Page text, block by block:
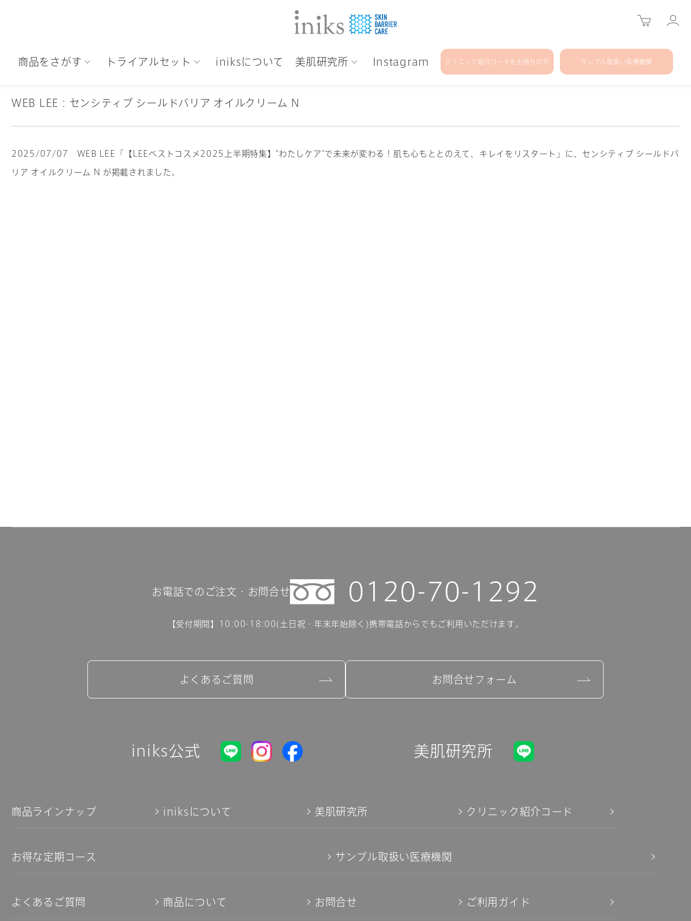
商品をさがす トライアルセット iniksについて 美肌研究所 Instagram クリニック紹介コードをお持ちの方 サンプル取扱い医療機関
WEB LEE：センシティブ シールドバリア オイルクリーム N
2025/07/07 WEB LEE「【LEEベストコスメ2025上半期特集】“わたしケア”で未来が変わる！肌も心もととのえて、キレイをリスタート」に、センシティブ シールドバ
リア オイルクリーム N が掲載されました。
お電話でのご注文・お問合せ 0120-70-1292
【受付期間】10:00-18:00(土日祝・年末年始除く)携帯電話からでもご利用いただけます。
よくあるご質問 お問合せフォーム
iniks公式 美肌研究所
商品ラインナップ iniksについて 美肌研究所 クリニック紹介コード
お得な定期コース サンプル取扱い医療機関
よくあるご質問 商品について お問合せ ご利用ガイド